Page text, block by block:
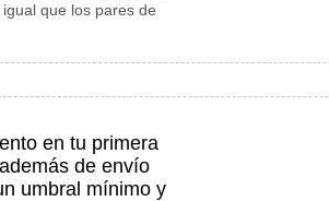
que los pares de
en tu primera
de envío
umbral mínimo y